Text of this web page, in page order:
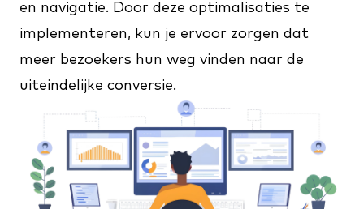
en navigatie. Door deze optimalisaties te
implementeren, kun je ervoor zorgen dat
meer bezoekers hun weg vinden naar de
uiteindelijke conversie.